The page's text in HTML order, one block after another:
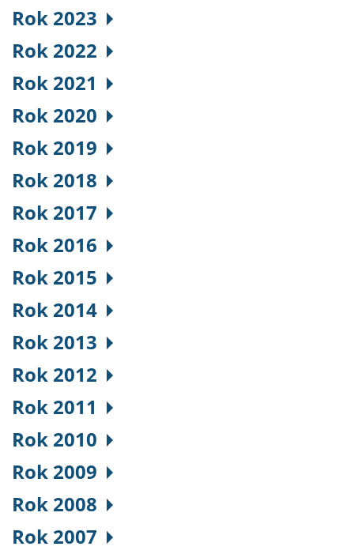
Rok 2023
Rok 2022
Rok 2021
Rok 2020
Rok 2019
Rok 2018
Rok 2017
Rok 2016
Rok 2015
Rok 2014
Rok 2013
Rok 2012
Rok 2011
Rok 2010
Rok 2009
Rok 2008
Rok 2007